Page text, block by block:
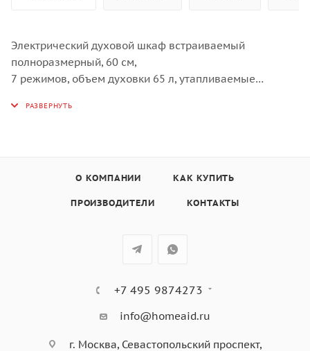
Электрический духовой шкаф встраиваемый
полноразмерный, 60 см,
7 режимов, объем духовки 65 л, утапливаемые
дисплей Snow White, фронтальная поверхность Full
универсальный противень, дополнительный
решетка-гриль, двойное стекло дверцы,
регулировка яркости дисплея и громкости звукового
электронный таймер 10 часов,
О КОМПАНИИ КАК КУПИТЬ
ПРОИЗВОДИТЕЛИ КОНТАКТЫ
+7 495 9874273
info@homeaid.ru
г. Москва, Севастопольский проспект,